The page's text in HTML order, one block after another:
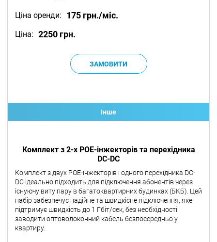
Ціна оренди: 175 грн./міс.
Ціна: 2250 грн.
Iнше
Комплект з 2-х POE-інжекторів та перехідника
DC-DC
Комплект з двух POE-інжекторів і одного перехідника DC-
DC ідеально підходить для підключення абонентів через
існуючу виту пару в багатоквартирних будинках (БКБ). Цей
набір забезпечує надійне та швидкісне підключення, яке
підтримує швидкість до 1 Гбіт/сек, без необхідності
заводити оптоволоконний кабель безпосередньо у
квартиру.